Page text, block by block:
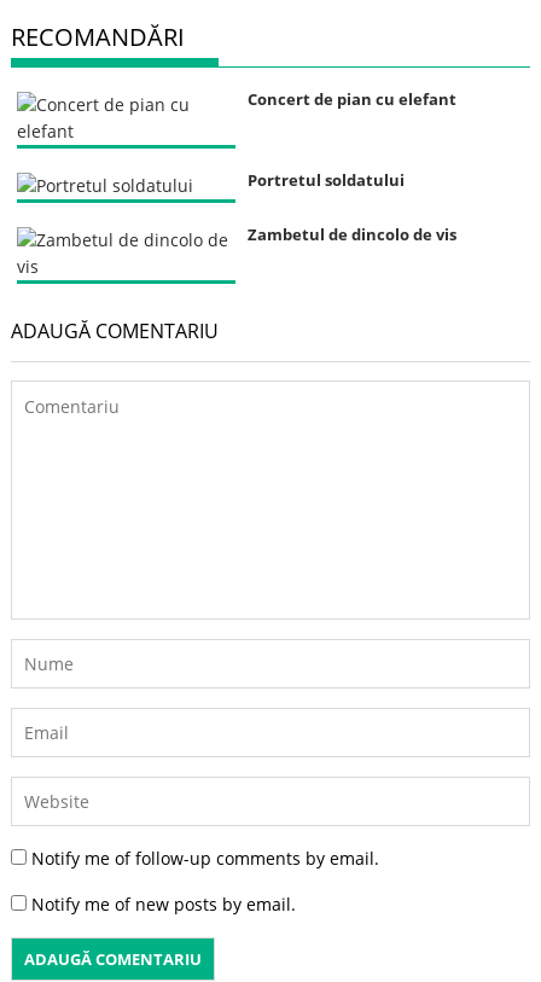
RECOMANDĂRI
Concert de pian cu elefant
Portretul soldatului
Zambetul de dincolo de vis
ADAUGĂ COMENTARIU
Notify me of follow-up comments by email.
Notify me of new posts by email.